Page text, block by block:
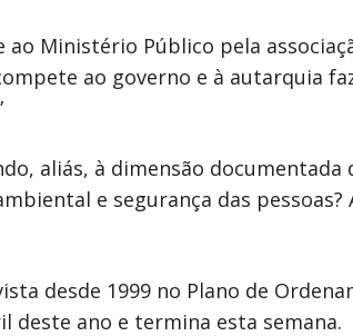
ao Ministério Público pela
ao governo e à autarquia
aliás, à dimensão documentada
e segurança das pessoas?
desde 1999 no Plano de
deste ano e termina esta semana.